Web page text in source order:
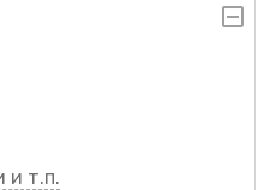
и т.п.